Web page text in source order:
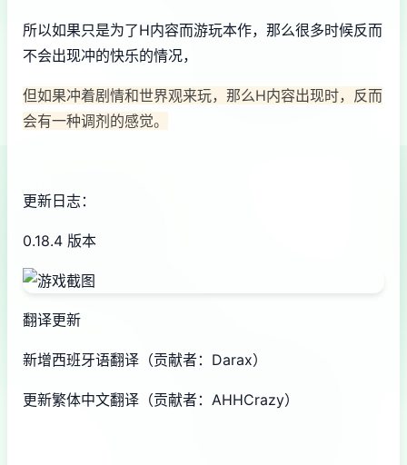
所以如果只是为了H内容而游玩本作，那么很多时候反而
不会出现冲的快乐的情况，
但如果冲着剧情和世界观来玩，那么H内容出现时，反而
会有一种调剂的感觉。
更新日志：
0.18.4 版本
翻译更新
新增西班牙语翻译（贡献者：Darax）
更新繁体中文翻译（贡献者：AHHCrazy）